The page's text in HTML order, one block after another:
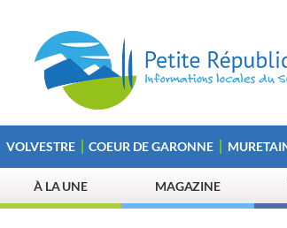
VOLVESTRE COEUR DE GARONNE
À LA UNE MAGAZINE